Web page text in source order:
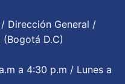
Dirección General /
D.C)
a 4:30 p.m / Lunes a